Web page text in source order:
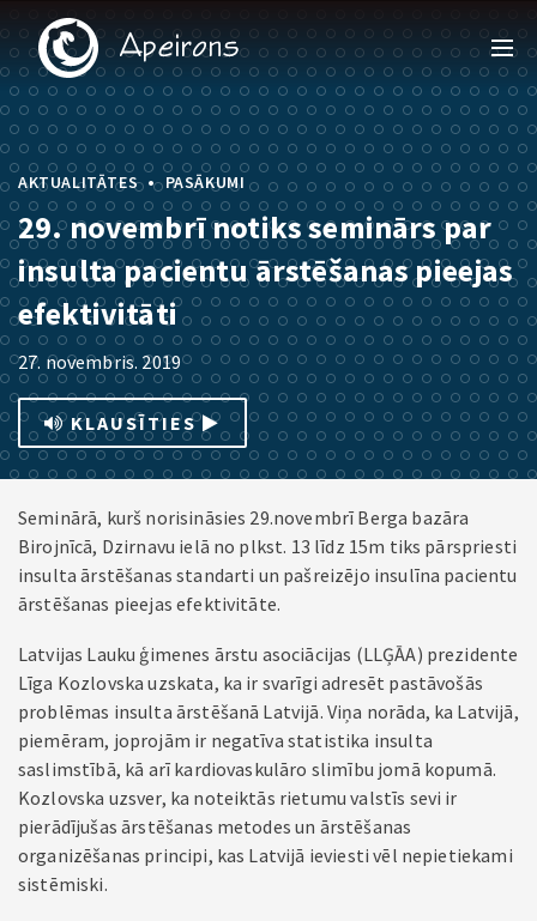
AKTUALITĀTES • PASĀKUMI
29. novembrī notiks seminārs par
insulta pacientu ārstēšanas pieejas
efektivitāti
27. novembris. 2019
KLAUSĪTIES
Seminārā, kurš norisināsies 29.novembrī Berga bazāra
Birojnīcā, Dzirnavu ielā no plkst. 13 līdz 15m tiks pārspriesti
insulta ārstēšanas standarti un pašreizējo insulīna pacientu
ārstēšanas pieejas efektivitāte.
Latvijas Lauku ģimenes ārstu asociācijas (LLĢĀA) prezidente
Līga Kozlovska uzskata, ka ir svarīgi adresēt pastāvošās
problēmas insulta ārstēšanā Latvijā. Viņa norāda, ka Latvijā,
piemēram, joprojām ir negatīva statistika insulta
saslimstībā, kā arī kardiovaskulāro slimību jomā kopumā.
Kozlovska uzsver, ka noteiktās rietumu valstīs sevi ir
pierādījušas ārstēšanas metodes un ārstēšanas
organizēšanas principi, kas Latvijā ieviesti vēl nepietiekami
sistēmiski.